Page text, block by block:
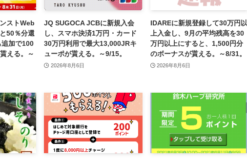
ストWeb
50％分還
加で100
える。～
JQ SUGOCA JCBに新規入会
し、スマホ決済1万円・カード
30万円利用で最大13,000JRキ
ューポが貰える。～9/15。
2026年8月6日
IDAREに新規登録して30万円以
上入金し、9月の平均残高を30
万円以上にすると、1,500円分
のボーナスが貰える。～8/31。
2026年8月6日